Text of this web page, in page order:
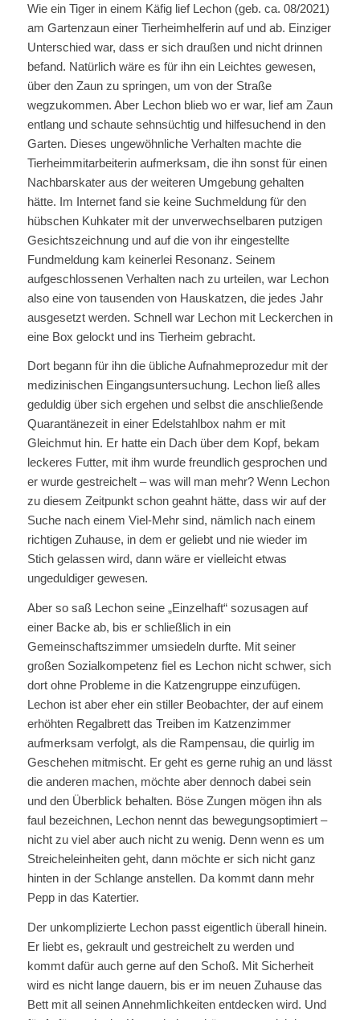
Wie ein Tiger in einem Käfig lief Lechon (geb. ca. 08/2021)
am Gartenzaun einer Tierheimhelferin auf und ab. Einziger
Unterschied war, dass er sich draußen und nicht drinnen
befand. Natürlich wäre es für ihn ein Leichtes gewesen,
über den Zaun zu springen, um von der Straße
wegzukommen. Aber Lechon blieb wo er war, lief am Zaun
entlang und schaute sehnsüchtig und hilfesuchend in den
Garten. Dieses ungewöhnliche Verhalten machte die
Tierheimmitarbeiterin aufmerksam, die ihn sonst für einen
Nachbarskater aus der weiteren Umgebung gehalten
hätte. Im Internet fand sie keine Suchmeldung für den
hübschen Kuhkater mit der unverwechselbaren putzigen
Gesichtszeichnung und auf die von ihr eingestellte
Fundmeldung kam keinerlei Resonanz. Seinem
aufgeschlossenen Verhalten nach zu urteilen, war Lechon
also eine von tausenden von Hauskatzen, die jedes Jahr
ausgesetzt werden. Schnell war Lechon mit Leckerchen in
eine Box gelockt und ins Tierheim gebracht.
Dort begann für ihn die übliche Aufnahmeprozedur mit der
medizinischen Eingangsuntersuchung. Lechon ließ alles
geduldig über sich ergehen und selbst die anschließende
Quarantänezeit in einer Edelstahlbox nahm er mit
Gleichmut hin. Er hatte ein Dach über dem Kopf, bekam
leckeres Futter, mit ihm wurde freundlich gesprochen und
er wurde gestreichelt – was will man mehr? Wenn Lechon
zu diesem Zeitpunkt schon geahnt hätte, dass wir auf der
Suche nach einem Viel-Mehr sind, nämlich nach einem
richtigen Zuhause, in dem er geliebt und nie wieder im
Stich gelassen wird, dann wäre er vielleicht etwas
ungeduldiger gewesen.
Aber so saß Lechon seine „Einzelhaft“ sozusagen auf
einer Backe ab, bis er schließlich in ein
Gemeinschaftszimmer umsiedeln durfte. Mit seiner
großen Sozialkompetenz fiel es Lechon nicht schwer, sich
dort ohne Probleme in die Katzengruppe einzufügen.
Lechon ist aber eher ein stiller Beobachter, der auf einem
erhöhten Regalbrett das Treiben im Katzenzimmer
aufmerksam verfolgt, als die Rampensau, die quirlig im
Geschehen mitmischt. Er geht es gerne ruhig an und lässt
die anderen machen, möchte aber dennoch dabei sein
und den Überblick behalten. Böse Zungen mögen ihn als
faul bezeichnen, Lechon nennt das bewegungsoptimiert –
nicht zu viel aber auch nicht zu wenig. Denn wenn es um
Streicheleinheiten geht, dann möchte er sich nicht ganz
hinten in der Schlange anstellen. Da kommt dann mehr
Pepp in das Katertier.
Der unkomplizierte Lechon passt eigentlich überall hinein.
Er liebt es, gekrault und gestreichelt zu werden und
kommt dafür auch gerne auf den Schoß. Mit Sicherheit
wird es nicht lange dauern, bis er im neuen Zuhause das
Bett mit all seinen Annehmlichkeiten entdecken wird. Und